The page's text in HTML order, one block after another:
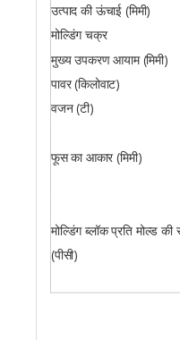
उत्पाद की ऊंचाई (मिमी)
मोल्डिंग चक्र
मुख्य उपकरण आयाम (मिमी)
पावर (किलोवाट)
वजन (टी)
फूस का आकार (मिमी)
मोल्डिंग ब्लॉक प्रति मोल्ड की
(पीसी)